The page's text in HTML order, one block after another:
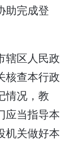
助完成登
辖区人民政
核查本行政
情况，教
应当指导本
机关做好本